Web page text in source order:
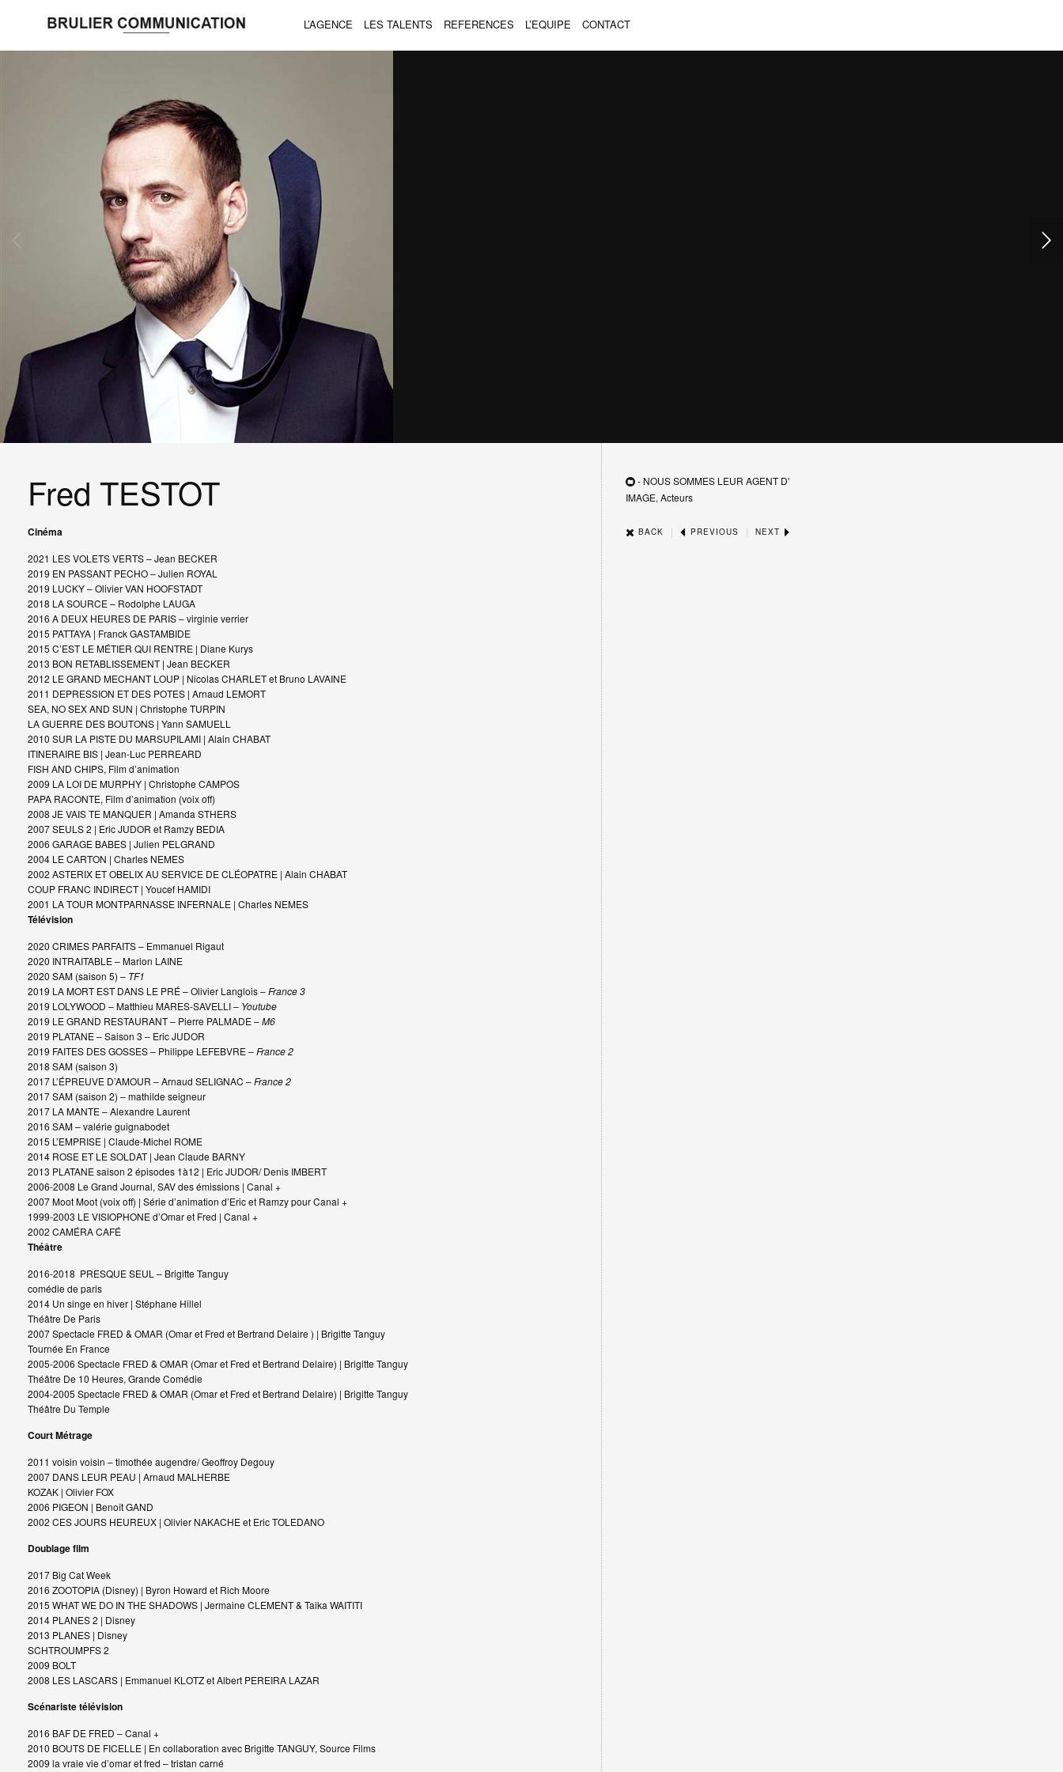
L’AGENCE LES TALENTS REFERENCES L’EQUIPE CONTACT
Fred TESTOT
Cinéma
2021 LES VOLETS VERTS– Jean BECKER
2019 EN PASSANT PECHO– Julien ROYAL
2019 LUCKY– Olivier VAN HOOFSTADT
2018 LA SOURCE– Rodolphe LAUGA
2016 A DEUX HEURES DE PARIS– virginie verrier
2015 PATTAYA | Franck GASTAMBIDE
2015 C’EST LE MÉTIER QUI RENTRE | Diane Kurys
2013 BON RETABLISSEMENT | Jean BECKER
2012 LE GRAND MECHANT LOUP | Nicolas CHARLET et Bruno LAVAINE
2011 DEPRESSION ET DES POTES | Arnaud LEMORT
SEA, NO SEX AND SUN | Christophe TURPIN
LA GUERRE DES BOUTONS | Yann SAMUELL
2010 SUR LA PISTE DU MARSUPILAMI | Alain CHABAT
ITINERAIRE BIS | Jean-Luc PERREARD
FISH AND CHIPS, Film d’animation
2009 LA LOI DE MURPHY | Christophe CAMPOS
PAPA RACONTE, Film d’animation (voix off)
2008 JE VAIS TE MANQUER | Amanda STHERS
2007 SEULS 2 | Eric JUDOR et Ramzy BEDIA
2006 GARAGE BABES | Julien PELGRAND
2004 LE CARTON | Charles NEMES
2002 ASTERIX ET OBELIX AU SERVICE DE CLÉOPATRE | Alain CHABAT
COUP FRANC INDIRECT | Youcef HAMIDI
2001 LA TOUR MONTPARNASSE INFERNALE | Charles NEMES
Télévision
2020 CRIMES PARFAITS– Emmanuel Rigaut
2020 INTRAITABLE– Marion LAINE
2020 SAM (saison 5) – TF1
2019 LA MORT EST DANS LE PRÉ– Olivier Langlois –France 3
2019 LOLYWOOD – Matthieu MARES-SAVELLI – Youtube
2019 LE GRAND RESTAURANT– Pierre PALMADE –M6
2019 PLATANE – Saison 3 – Eric JUDOR
2019 FAITES DES GOSSES– Philippe LEFEBVRE –France 2
2018 SAM (saison 3)
2017 L’ÉPREUVE D’AMOUR – Arnaud SELIGNAC –France 2
2017 SAM (saison 2) – mathilde seigneur
2017 LA MANTE– Alexandre Laurent
2016 SAM– valérie guignabodet
2015 L’EMPRISE | Claude-Michel ROME
2014 ROSE ET LE SOLDAT | Jean Claude BARNY
2013 PLATANE saison 2 épisodes 1à12 | Eric JUDOR/ Denis IMBERT
2006-2008 Le Grand Journal, SAV des émissions | Canal +
2007 Moot Moot (voix off) | Série d’animation d’Eric et Ramzy pour Canal +
1999-2003 LE VISIOPHONE d’Omar et Fred | Canal +
2002 CAMÉRA CAFÉ
Théâtre
2016-2018 PRESQUE SEUL – Brigitte Tanguy
comédie de paris
2014 Un singe en hiver | Stéphane Hillel
Théâtre De Paris
2007 Spectacle FRED & OMAR (Omar et Fred et Bertrand Delaire ) | Brigitte Tanguy
Tournée En France
2005-2006 Spectacle FRED & OMAR (Omar et Fred et Bertrand Delaire) | Brigitte Tanguy
Théâtre De 10 Heures, Grande Comédie
2004-2005 Spectacle FRED & OMAR (Omar et Fred et Bertrand Delaire) | Brigitte Tanguy
Théâtre Du Temple
Court Métrage
2011 voisin voisin – timothée augendre/ Geoffroy Degouy
2007 DANS LEUR PEAU | Arnaud MALHERBE
KOZAK | Olivier FOX
2006 PIGEON | Benoît GAND
2002 CES JOURS HEUREUX | Olivier NAKACHE et Eric TOLEDANO
Doublage film
2017 Big Cat Week
2016 ZOOTOPIA (Disney) | Byron Howard et Rich Moore
2015 WHAT WE DO IN THE SHADOWS | Jermaine CLEMENT & Taika WAITITI
2014 PLANES 2 | Disney
2013 PLANES | Disney
SCHTROUMPFS 2
2009 BOLT
2008 LES LASCARS | Emmanuel KLOTZ et Albert PEREIRA LAZAR
Scénariste télévision
2016 BAF DE FRED – Canal +
2010 BOUTS DE FICELLE | En collaboration avec Brigitte TANGUY, Source Films
2009 la vraie vie d’omar et fred – tristan carné
- NOUS SOMMES LEUR AGENT D'
IMAGE, Acteurs
BACK | PREVIOUS | NEXT